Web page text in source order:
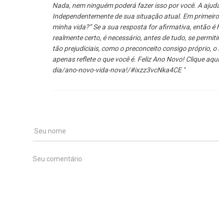
Nada, nem ninguém poderá fazer isso por você. A
Independentemente de sua situação atual. Em
minha vida?” Se a sua resposta for afirmativa, então
realmente certo, é necessário, antes de tudo, se
tão prejudiciais, como o preconceito consigo próprio,
apenas reflete o que você é. Feliz Ano Novo! Clique
dia/ano-novo-vida-nova!/#ixzz3vcNka4CE "